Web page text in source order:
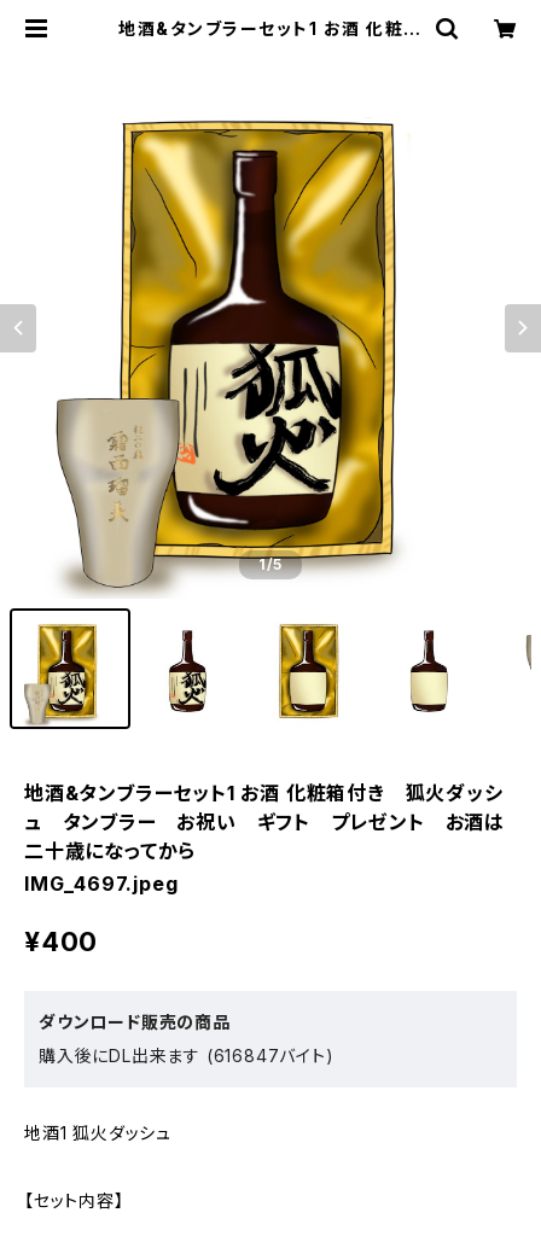
地酒&タンブラーセット1 お酒 化粧箱
1/5
地酒&タンブラーセット1 お酒 化粧箱付き 狐火ダッシ
ュ タンブラー お祝い ギフト プレゼント お酒は
二十歳になってから
IMG_4697.jpeg
¥400
ダウンロード販売の商品
購入後にDL出来ます (616847バイト)
地酒1 狐火ダッシュ
【セット内容】